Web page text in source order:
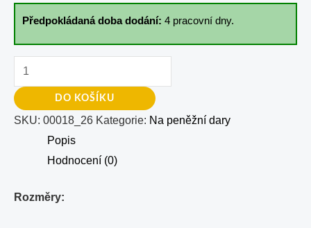
Předpokládaná doba dodání: 4 pracovní dny.
DO KOŠÍKU
SKU: 00018_26 Kategorie: Na peněžní dary
Popis
Hodnocení (0)
Rozměry: